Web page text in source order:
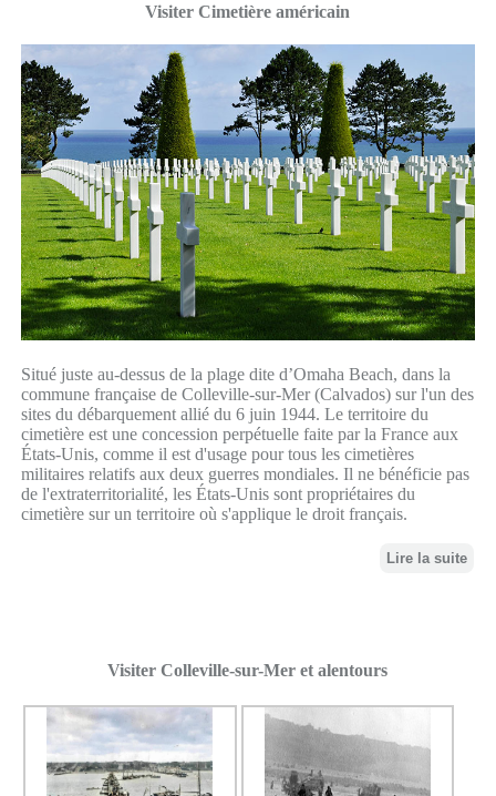
Visiter Cimetière américain
Situé juste au-dessus de la plage dite d’Omaha Beach, dans la
commune française de Colleville-sur-Mer (Calvados) sur l'un des
sites du débarquement allié du 6 juin 1944. Le territoire du
cimetière est une concession perpétuelle faite par la France aux
États-Unis, comme il est d'usage pour tous les cimetières
militaires relatifs aux deux guerres mondiales. Il ne bénéficie pas
de l'extraterritorialité, les États-Unis sont propriétaires du
cimetière sur un territoire où s'applique le droit français.
Lire la suite
Visiter Colleville-sur-Mer et alentours